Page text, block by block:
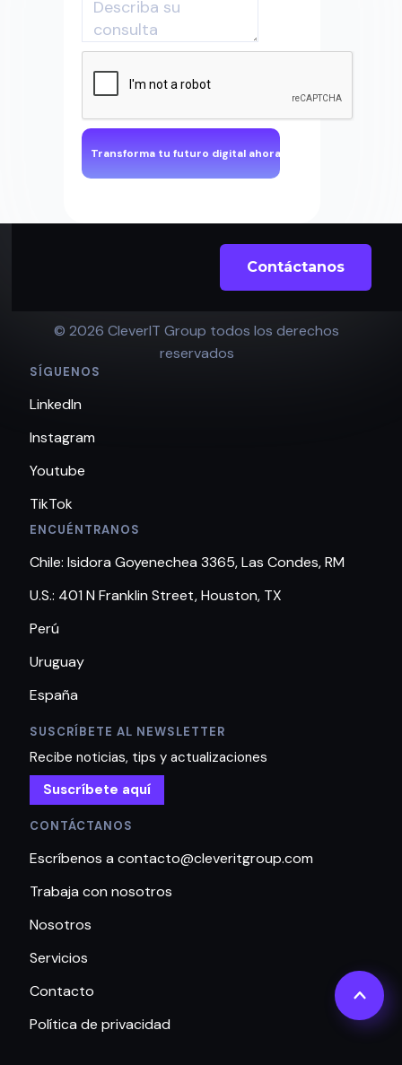
Contáctanos
© 2026 CleverIT Group todos los derechos
reservados
SÍGUENOS
LinkedIn
Instagram
Youtube
TikTok
ENCUÉNTRANOS
Chile: Isidora Goyenechea 3365, Las Condes, RM
U.S.: 401 N Franklin Street, Houston, TX
Perú
Uruguay
España
SUSCRÍBETE AL NEWSLETTER
Recibe noticias, tips y actualizaciones
Suscríbete aquí
CONTÁCTANOS
Escríbenos a contacto@cleveritgroup.com
Trabaja con nosotros
Nosotros
Servicios
Contacto
Política de privacidad